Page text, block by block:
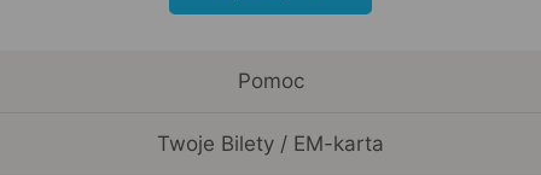
Pomoc
Twoje Bilety / EM-karta